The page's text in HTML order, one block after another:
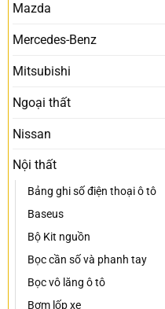
Mazda
Mercedes-Benz
Mitsubishi
Ngoại thất
Nissan
Nội thất
Bảng ghi số điện thoại ô tô
Baseus
Bộ Kit nguồn
Bọc cần số và phanh tay
Bọc vô lăng ô tô
Bơm lốp xe